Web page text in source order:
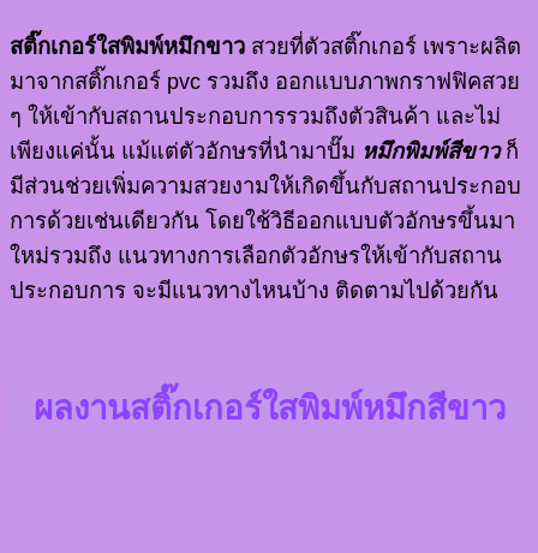
สติ๊กเกอร์ใสพิมพ์หมึกขาว สวยที่ตัวสติ๊กเกอร์ เพราะผลิต
มาจากสติ๊กเกอร์ pvc รวมถึง ออกแบบภาพกราฟฟิคสวย
ๆ ให้เข้ากับสถานประกอบการรวมถึงตัวสินค้า และไม่
เพียงแค่นั้น แม้แต่ตัวอักษรที่นำมาปั๊ม หมึกพิมพ์สีขาวก็
มีส่วนช่วยเพิ่มความสวยงามให้เกิดขึ้นกับสถานประกอบ
การด้วยเช่นเดียวกัน โดยใช้วิธีออกแบบตัวอักษรขึ้นมา
ใหม่รวมถึง แนวทางการเลือกตัวอักษรให้เข้ากับสถาน
ประกอบการ จะมีแนวทางไหนบ้าง ติดตามไปด้วยกัน
ผลงานสติ๊กเกอร์ใสพิมพ์หมึกสีขาว